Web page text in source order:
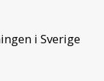
i Sverige